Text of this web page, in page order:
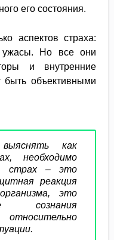
его состояния.
аспектов страха:
ужасы. Но все они
и внутренние
быть объективными
как
необходимо
страх – это
реакция
это
сознания